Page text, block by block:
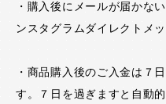
・購入後にメールが届かな
ンスタグラムダイレクトメ
・商品購入後のご入金は７
す。７日を過ぎますと自動